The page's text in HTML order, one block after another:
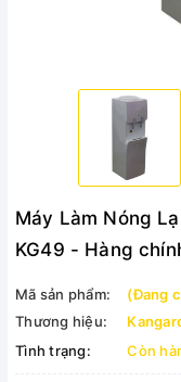
Máy Làm Nóng
KG49 - Hàng
Mã sản phẩm:
(Đang
Thương hiệu:
Tình trạng:
Còn